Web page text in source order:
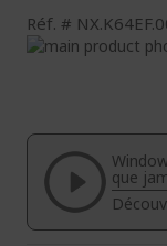
Réf.
Passer
de
galerie
d’images
de
Galerie
d’images
que